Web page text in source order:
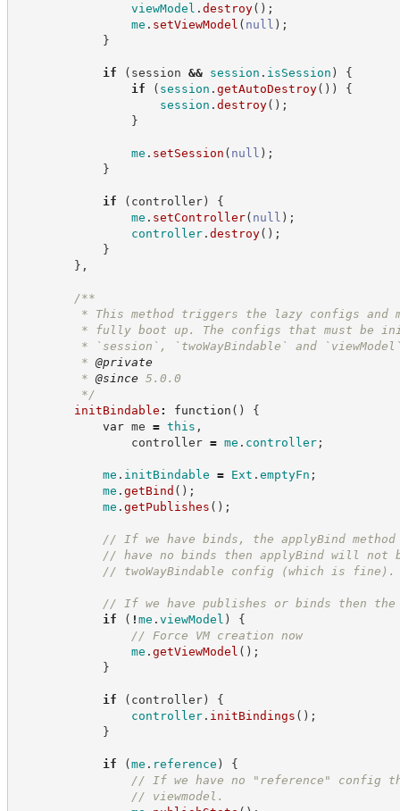
viewModel . destroy( ) ;
me . setViewModel ( null ) ;
}
if ( session && session . isSession )
{
if
( session . getAutoDestroy( ) )
{
session . destroy( ) ;
}
me . setSession ( null ) ;
}
if ( controller)
{
me . setController( null ) ;
controller. destroy( ) ;
}
} ,
/**
* This method triggers the lazy configs and
* fully boot up. The configs that must be
* `session`, `twoWayBindable` and
* @private
* @since 5.0.0
*/
initBindable : function ( )
{
var me = this ,
controller = me . controller;
me . initBindable = Ext . emptyFn ;
me . getBind ( ) ;
me . getPublishes ( ) ;
// If we have binds, the applyBind
// have no binds then applyBind will not
// twoWayBindable config (which is fine).
// If we have publishes or binds then
if
( ! me . viewModel )
{
// Force VM creation now
me . getViewModel ( ) ;
}
if ( controller)
{
controller. initBindings ( ) ;
}
if (me . reference )
{
// If we have no "reference" config
// viewmodel.